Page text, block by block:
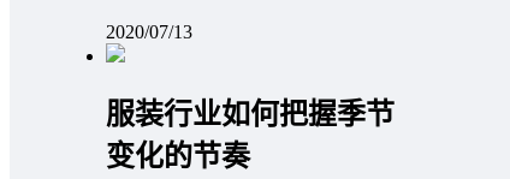
2020/07/13
服装行业如何把握季节
变化的节奏